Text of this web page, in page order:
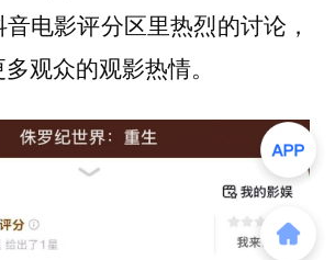
电影评分区里热烈的讨论，
观众的观影热情。